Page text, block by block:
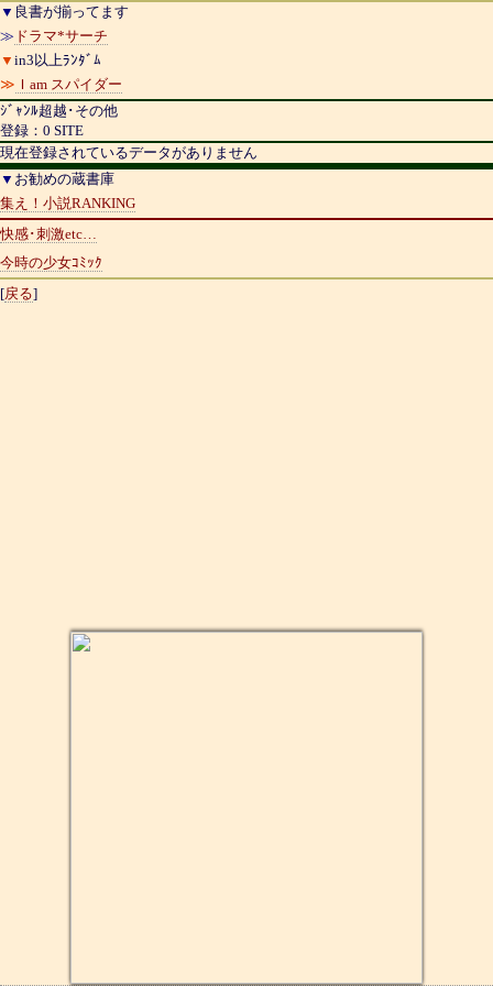
▼ 良書が揃ってます
≫ ドラマ*サーチ
▼ in3以上ﾗﾝﾀﾞﾑ
≫ Ｉam スパイダー
ｼﾞｬﾝﾙ超越･その他
登録：0 SITE
現在登録されているデータがありません
▼ お勧めの蔵書庫
集え！小説RANKING
快感･刺激etc…
今時の少女ｺﾐｯｸ
[戻る]